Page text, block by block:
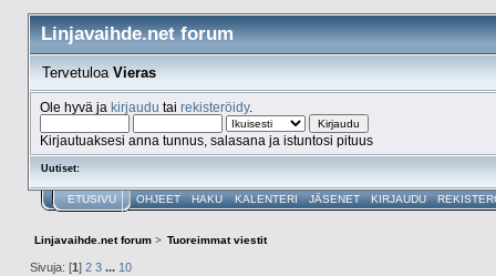
Linjavaihde.net forum
TervetuloaVieras
Ole hyvä ja kirjaudu tai rekisteröidy.
Kirjautuaksesi anna tunnus, salasana ja istuntosi pituus
Uutiset:
ETUSIVU OHJEET HAKU KALENTERI JÄSENET KIRJAUDU
Linjavaihde.net forum> Tuoreimmat viestit
Sivuja: [1] 2 3 ... 10